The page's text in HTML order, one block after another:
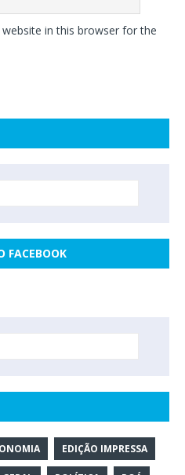
in this browser for the
FACEBOOK
EDIÇÃO IMPRESSA